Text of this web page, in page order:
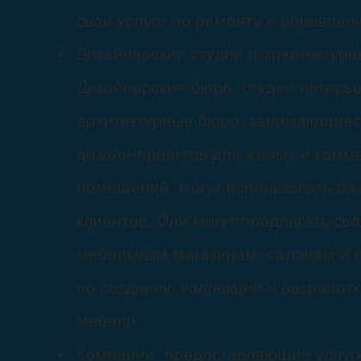
свои услуги по ремонту и
Дизайнерские студии и
Дизайнерские бюро, студии
архитектурные бюро,
дизайн-проектов для жилых и
помещений, могут использовать
клиентов. Они могут предлагать
мебельным магазинам, салонам и
по созданию коллекций и
мебели.
Компании, предоставляющие